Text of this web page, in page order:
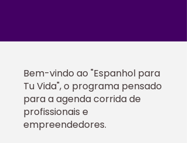
Bem-vindo ao "Espanhol para
Tu Vida", o programa pensado
para a agenda corrida de
profissionais e
empreendedores.